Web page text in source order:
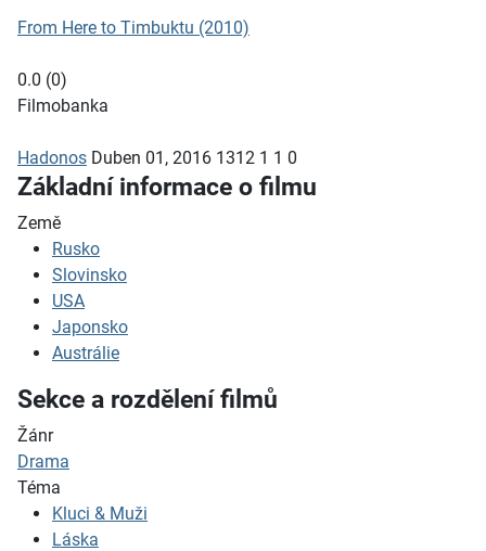
From Here to Timbuktu (2010)
0.0 (0)
Filmobanka
Hadonos Duben 01, 2016 1312 1 1 0
Základní informace o filmu
Země
Rusko
Slovinsko
USA
Japonsko
Austrálie
Sekce a rozdělení filmů
Žánr
Drama
Téma
Kluci & Muži
Láska